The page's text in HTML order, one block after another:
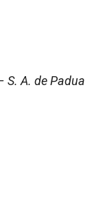
S. A. de Padua